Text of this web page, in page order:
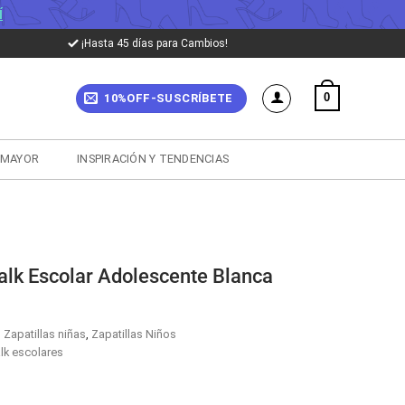
¡Hasta 45 días para Cambios!
10%OFF-SUSCRÍBETE 0
INSPIRACIÓN Y TENDENCIAS
Escolar Adolescente Blanca
Zapatillas niñas, Zapatillas Niños
escolares